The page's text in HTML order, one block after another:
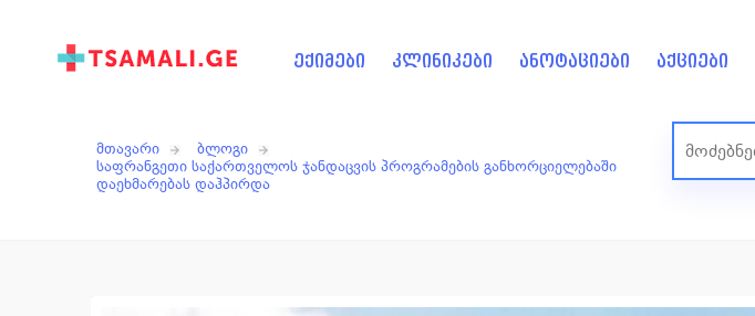
ექიმები კლინიკები ანოტაციები აქციები
მთავარი
ბლოგი
საფრანგეთი საქართველოს ჯანდაცვის პროგრამების განხორციელებაში
დაეხმარებას დაჰპირდა